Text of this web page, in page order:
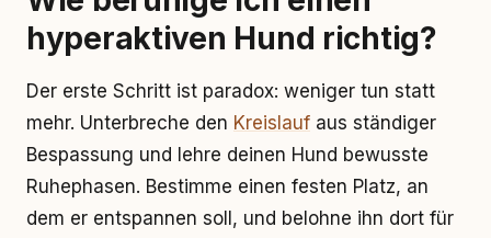
hyperaktiven Hund richtig?
Der erste Schritt ist paradox: weniger tun statt
mehr. Unterbreche den Kreislauf aus ständiger
Bespassung und lehre deinen Hund bewusste
Ruhephasen. Bestimme einen festen Platz, an
dem er entspannen soll, und belohne ihn dort für